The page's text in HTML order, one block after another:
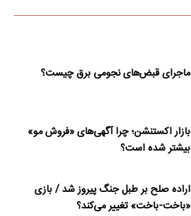
ماجرای قبض‌های نجومی برق چیست؟
بازار اکستنشن؛ چرا آگهی‌های «فروش مو»
بیشتر شده است؟
اراده صلح بر طبل جنگ پیروز شد / بازی
«باخت-باخت» تغییر می‌کند؟